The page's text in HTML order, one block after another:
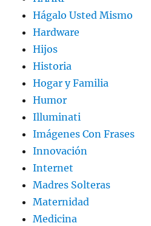
Hágalo Usted Mismo
Hardware
Hijos
Historia
Hogar y Familia
Humor
Illuminati
Imágenes Con Frases
Innovación
Internet
Madres Solteras
Maternidad
Medicina